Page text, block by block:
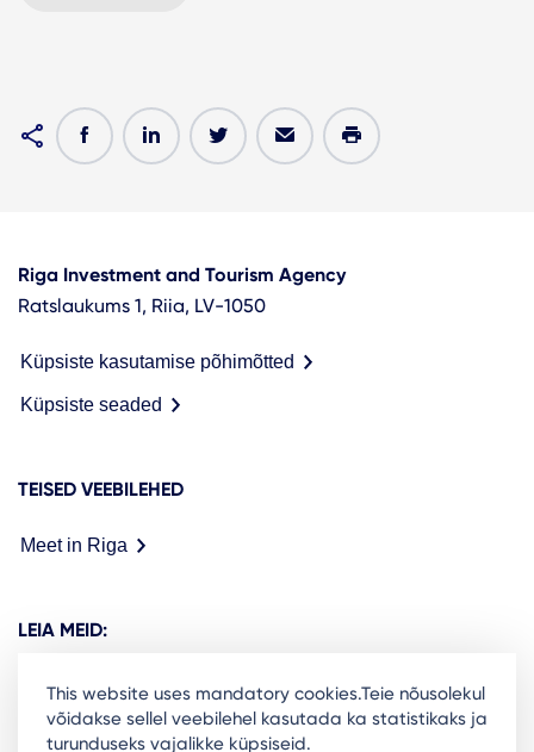
Riga Investment and Tourism Agency
Ratslaukums 1, Riia, LV-1050
Küpsiste kasutamise põhimõtted
Küpsiste seaded
TEISED VEEBILEHED
Meet in Riga
LEIA MEID:
This website uses mandatory cookies.Teie nõusolekul
võidakse sellel veebilehel kasutada ka statistikaks ja
turunduseks vajalikke küpsiseid.